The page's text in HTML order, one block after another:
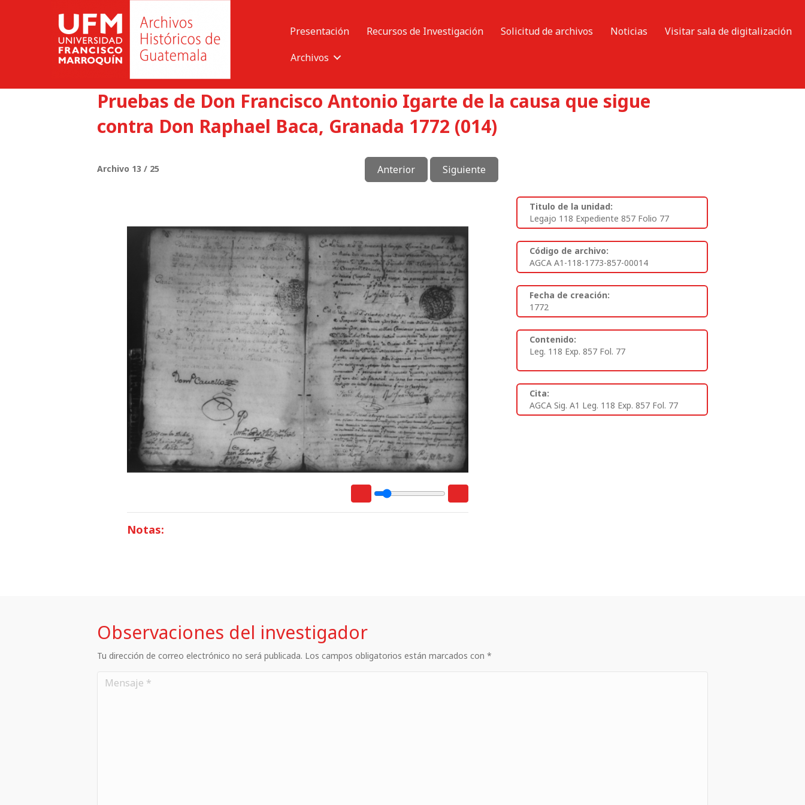
Presentación Recursos de Investigación Solicitud de archivos Noticias
Visitar sala de digitalización
Archivos
Pruebas de Don Francisco Antonio Igarte de la causa que sigue
contra Don Raphael Baca, Granada 1772 (014)
Archivo 13 / 25 Anterior Siguiente
Notas:
Titulo de la unidad:
Legajo 118 Expediente 857 Folio 77
Código de archivo:
AGCA A1-118-1773-857-00014
Fecha de creación:
1772
Contenido:
Leg. 118 Exp. 857 Fol. 77
Cita:
AGCA Sig. A1 Leg. 118 Exp. 857 Fol. 77
Observaciones del investigador
Tu dirección de correo electrónico no será publicada. Los campos obligatorios están marcados con *